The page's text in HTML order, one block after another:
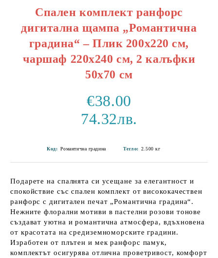
Спален комплект ранфорс
дигитална щампа „Романтична
градина“ – Плик 200x220 см,
чаршаф 220x240 см, 2 калъфки
50x70 см
€38.00
74.32лв.
Код: Романтична градина Тегло: 2.500 кг
Подарете на спалнята си усещане за елегантност и
спокойствие със спален комплект от висококачествен
ранфорс с дигитален печат „Романтична градина“.
Нежните флорални мотиви в пастелни розови тонове
създават уютна и романтична атмосфера, вдъхновена
от красотата на средиземноморските градини.
Изработен от плътен и мек ранфорс памук,
комплектът осигурява отлична проветривост, комфорт